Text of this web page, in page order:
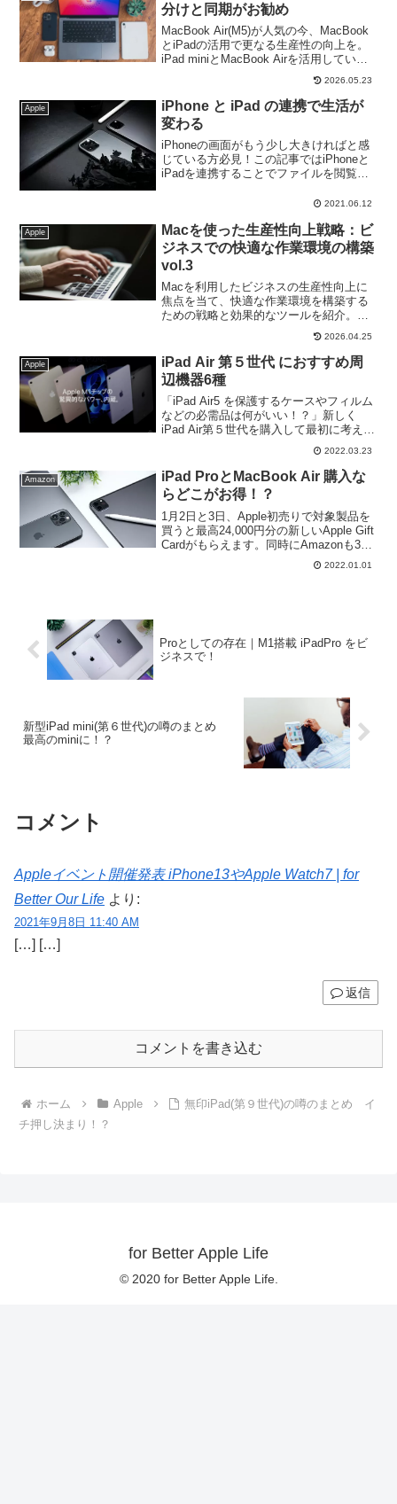
分けと同期がお勧め
MacBook Air(M5)が人気の今、MacBook
とiPadの活用で更なる生産性の向上を。
iPad miniとMacBook Airを活用している
筆者が、これから新たに購入を予定して
いる方やiPadビギナーの方にそのメリッ
トをわかりやすく解説！
2026.05.23
Apple
iPhone と iPad の連携で生活が
変わる
iPhoneの画面がもう少し大きければと感
じている方必見！この記事ではiPhoneと
iPadを連携することでファイルを閲覧・
ます。実はiPadと一緒に利用することで
ばiPadの便利さが解り、生活が向上しま
す。
2021.06.12
Apple
Macを使った生産性向上戦略：ビ
ジネスでの快適な作業環境の構築
vol.3
Macを利用したビジネスの生産性向上に
焦点を当て、快適な作業環境を構築する
ための戦略と効果的なツールを紹介。今
回はセキュリティ対策と効果的なコミュ
ニケーションと協業ツールの活用につい
て解説。
2026.04.25
Apple
iPad Air 第５世代 におすすめ周
辺機器6種
「iPad Air5 を保護するケースやフィルム
などの必需品は何がいい！？」新しく
iPad Air第５世代を購入して最初に考える
ことが、保護ケースなどのアクセサリー
ではないでしょうか。今回はiPadAir5を
上手に長く利用する必須のアクセサリー
を6種類、そしてそれぞれの代表的な商品
をご紹介します。
2022.03.23
Amazon
iPad ProとMacBook Air 購入な
らどこがお得！？
1月2日と3日、Apple初売りで対象製品を
買うと最⁠高⁠24,000円分の新⁠しいApple Gift
Cardがもらえます。同時にAmazonも3日
9時〜6日23:59まで初売りが開催されま
す。ポイントアップキャンペーンも同時
2022.01.01
Proとしての存在｜M1搭載 iPadPro をビ
ジネスで！
新型iPad mini(第６世代)の噂のまとめ
最高のminiに！？
コメント
Appleイベント開催発表 iPhone13やApple Watch7 | for
Better Our Life より:
2021年9月8日 11:40 AM
[…] […]
返信
コメントを書き込む
ホーム Apple
無印iPad(第９世代)の噂のまとめ イ
チ押し決まり！？
for Better Apple Life
© 2020 for Better Apple Life.